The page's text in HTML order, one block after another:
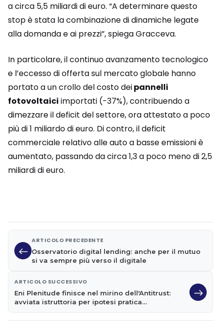
a circa 5,5 miliardi di euro. “A determinare questo
stop è stata la combinazione di dinamiche legate
alla domanda e ai prezzi”, spiega Gracceva.
In particolare, il continuo avanzamento tecnologico
e l’eccesso di offerta sul mercato globale hanno
portato a un crollo del costo deipannelli
fotovoltaici importati (-37%), contribuendo a
dimezzare il deficit del settore, ora attestato a poco
più di 1 miliardo di euro. Di contro, il deficit
commerciale relativo alle auto a basse emissioni è
aumentato, passando da circa 1,3 a poco meno di 2,5
miliardi di euro.
ARTICOLO PRECEDENTE
Osservatorio digital lending: anche per il mutuo
si va sempre più verso il digitale
ARTICOLO SUCCESSIVO
Eni Plenitude finisce nel mirino dell'Antitrust:
avviata istruttoria per ipotesi pratica